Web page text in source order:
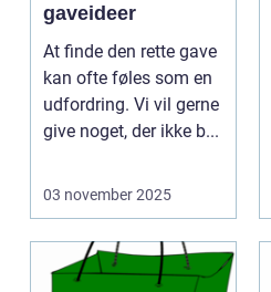
gaveideer
At finde den rette gave
kan ofte føles som en
udfordring. Vi vil gerne
give noget, der ikke b...
03 november 2025